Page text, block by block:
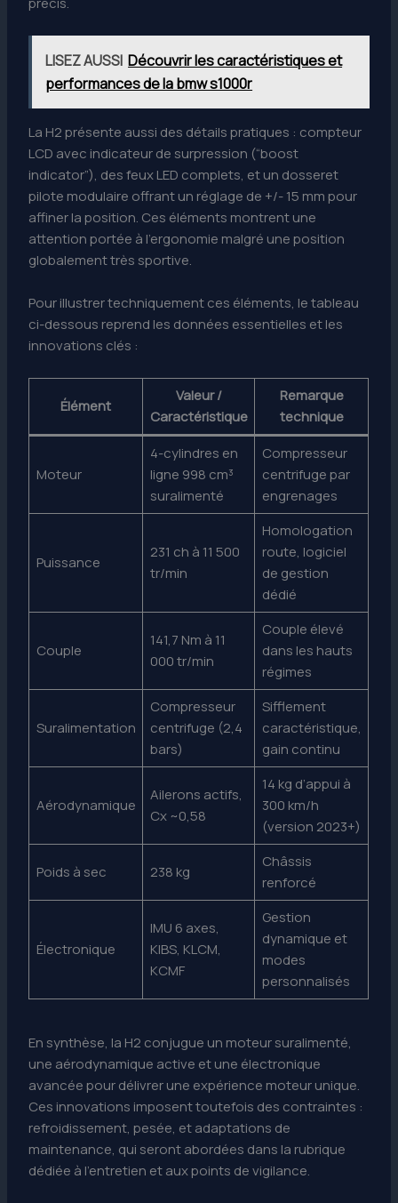
LISEZ AUSSI Découvrir les caractéristiques et
performances de la bmw s1000r
La H2 présente aussi des détails pratiques : compteur
LCD avec indicateur de surpression (“boost
indicator”), des feux LED complets, et un dosseret
pilote modulaire offrant un réglage de +/- 15 mm pour
affiner la position. Ces éléments montrent une
attention portée à l’ergonomie malgré une position
globalement très sportive.
Pour illustrer techniquement ces éléments, le tableau
ci-dessous reprend les données essentielles et les
innovations clés :
Élément
Valeur /
Caractéristique
Remarque
technique
Moteur
4-cylindres en
ligne 998 cm³
suralimenté
Compresseur
centrifuge par
engrenages
Puissance
231 ch à 11 500
tr/min
Homologation
route, logiciel
de gestion
dédié
Couple
141,7 Nm à 11
000 tr/min
Couple élevé
dans les hauts
régimes
Suralimentation
Compresseur
centrifuge (2,4
bars)
Sifflement
caractéristique,
gain continu
Aérodynamique
Ailerons actifs,
Cx ~0,58
14 kg d’appui à
300 km/h
(version 2023+)
Poids à sec 238 kg
Châssis
renforcé
Électronique
IMU 6 axes,
KIBS, KLCM,
KCMF
Gestion
dynamique et
modes
personnalisés
En synthèse, la H2 conjugue un moteur suralimenté,
une aérodynamique active et une électronique
avancée pour délivrer une expérience moteur unique.
Ces innovations imposent toutefois des contraintes :
refroidissement, pesée, et adaptations de
maintenance, qui seront abordées dans la rubrique
dédiée à l’entretien et aux points de vigilance.